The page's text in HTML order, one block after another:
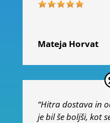
Mateja Horvat
“Hitra dostava in
je bil še boljši, kot